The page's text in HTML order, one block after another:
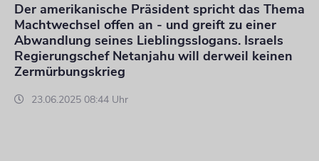
Der amerikanische Präsident spricht das Thema
Machtwechsel offen an - und greift zu einer
Abwandlung seines Lieblingsslogans. Israels
Regierungschef Netanjahu will derweil keinen
Zermürbungskrieg
23.06.2025 08:44 Uhr